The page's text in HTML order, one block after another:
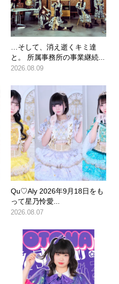
…そして、消え逝くキミ達
と。 所属事務所の事業継続...
2026.08.09
Qu♡Aly 2026年9月18日をも
って星乃怜愛...
2026.08.07